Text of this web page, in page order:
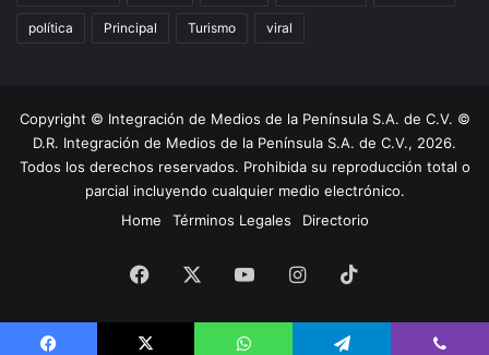
política Principal Turismo viral
Copyright © Integración de Medios de la Península S.A. de C.V. ©
D.R. Integración de Medios de la Península S.A. de C.V., 2026.
Todos los derechos reservados. Prohibida su reproducción total o
parcial incluyendo cualquier medio electrónico.
Home
Términos Legales Directorio
Facebook YouTubeInstagram